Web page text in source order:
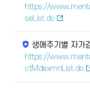
https://
seList.do
생애주기별 자가
https://
ctMdexmnList.do